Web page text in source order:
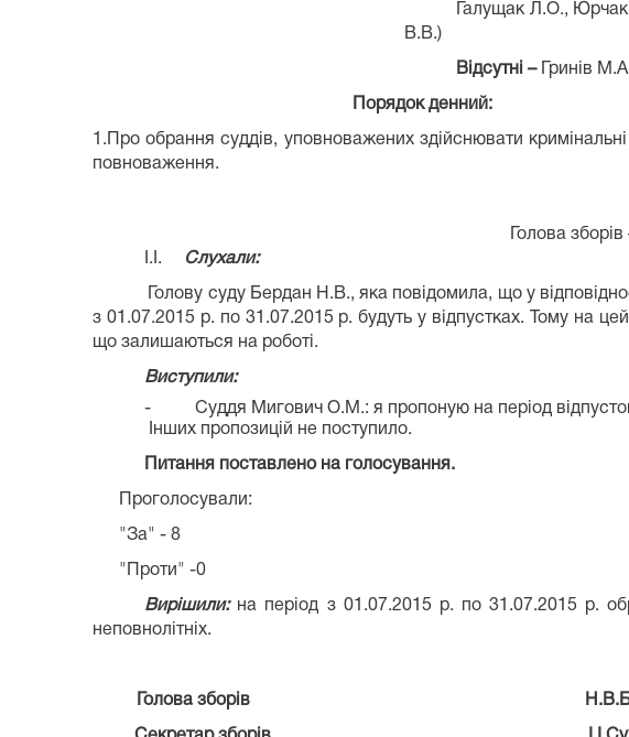
Галущак Л.О., Юрчак
В.В.)
Відсутні – Гринів
Порядок денний:
1.Про обрання суддів, уповноважених здійснювати
повноваження.
Голова
І.І.
Слухали:
Голову суду Бердан Н.В., яка повідомила, що у
з 01.07.2015 р. по 31.07.2015 р. будуть у відпустках. Тому на
що залишаються на роботі.
Виступили:
-
Суддя Мигович О.М.: я пропоную на період
Інших пропозицій не поступило.
Питання поставлено на голосування.
Проголосували:
"За" - 8
"Проти" -0
Вирішили: на період з 01.07.2015 р. по 31.07.2015 р.
неповнолітніх.
Голова зборів